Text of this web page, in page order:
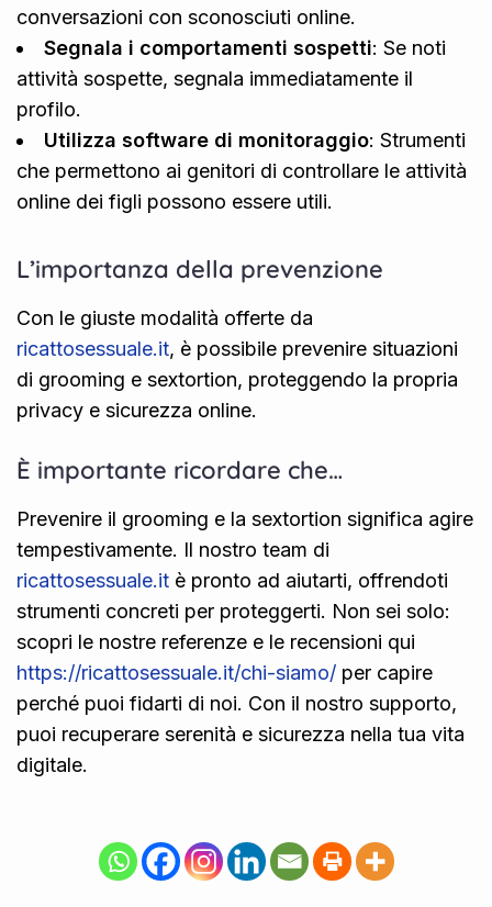
conversazioni con sconosciuti online.
Segnala i comportamenti sospetti: Se noti
attività sospette, segnala immediatamente il
profilo.
Utilizza software di monitoraggio: Strumenti
che permettono ai genitori di controllare le attività
online dei figli possono essere utili.
L’importanza della prevenzione
Con le giuste modalità offerte da
ricattosessuale.it, è possibile prevenire situazioni
di grooming e sextortion, proteggendo la propria
privacy e sicurezza online.
È importante ricordare che…
Prevenire il grooming e la sextortion significa agire
tempestivamente. Il nostro team di
ricattosessuale.it è pronto ad aiutarti, offrendoti
strumenti concreti per proteggerti. Non sei solo:
scopri le nostre referenze e le recensioni qui
https://ricattosessuale.it/chi-siamo/ per capire
perché puoi fidarti di noi. Con il nostro supporto,
puoi recuperare serenità e sicurezza nella tua vita
digitale.